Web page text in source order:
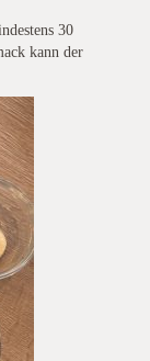
30
kann der